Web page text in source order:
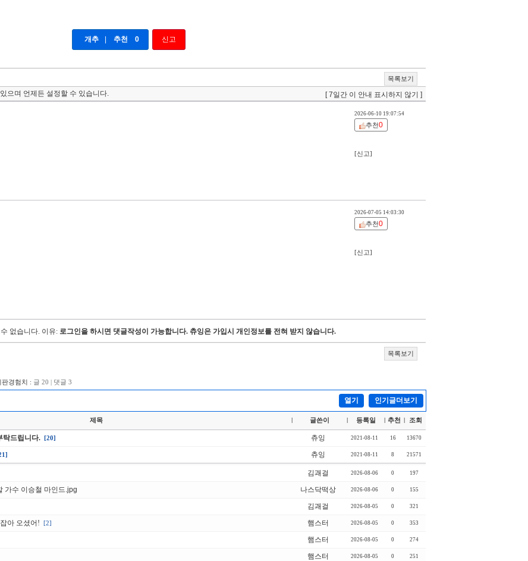
개추 추천 0 신고
목록보기
으며 언제든 설정할 수 있습니다. [ 7일간 이 안내 표시하지 않기 ]
2026-06-10 19:07:54
추천0
[신고]
2026-07-05 14:03:30
추천0
[신고]
없습니다. 이유: 로그인을 하시면 댓글작성이 가능합니다. 츄잉은 가입시 개인정보를 전혀 받지 않습니다.
목록보기
경험치 : 글 20 | 댓글 3
열기 인기글더보기
제목 글쓴이 등록일 추천 조회
탁드립니다. [20] 츄잉 2021-08-11 16 13670
츄잉 2021-08-11 8 21571
김괘걸 2026-08-06 0 197
가수 이승철 마인드.jpg 나스닥떡상 2026-08-06 0 155
김괘걸 2026-08-05 0 321
아 오셨어! [2] 햄스터 2026-08-05 0 353
햄스터 2026-08-05 0 274
햄스터 2026-08-05 0 251